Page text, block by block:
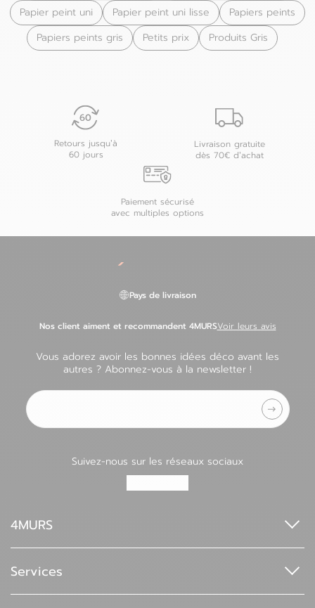
Papier peint uni Papier peint uni lisse Papiers peints
Papiers peints gris Petits prix Produits Gris
Retours jusqu’à
60 jours
Livraison gratuite
dès 70€ d’achat
Paiement sécurisé
avec multiples options
Nos client aiment et recommandent 4MURSVoir leurs avis
Pays de livraison
4MURS
4MURS Foundation
Services
Vous adorez avoir les bonnes idées déco avant les
autres ? Abonnez-vous à la newsletter !
Suivez-nous sur les réseaux sociaux